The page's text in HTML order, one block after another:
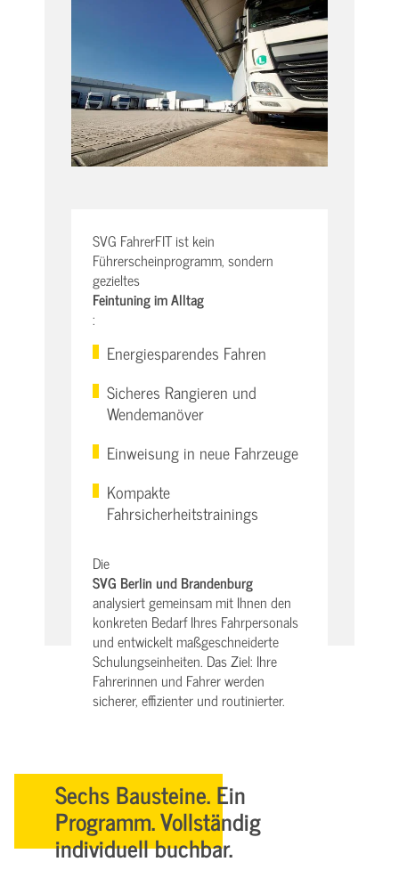
SVG FahrerFIT ist kein
Führerscheinprogramm, sondern
gezieltes
Feintuning im Alltag
:
Energiesparendes Fahren
Sicheres Rangieren und
Wendemanöver
Einweisung in neue Fahrzeuge
Kompakte
Fahrsicherheitstrainings
Die
SVG Berlin und Brandenburg
analysiert gemeinsam mit Ihnen den
konkreten Bedarf Ihres Fahrpersonals
und entwickelt maßgeschneiderte
Schulungseinheiten. Das Ziel: Ihre
Fahrerinnen und Fahrer werden
sicherer, effizienter und routinierter.
Sechs Bausteine. Ein
Programm. Vollständig
individuell buchbar.